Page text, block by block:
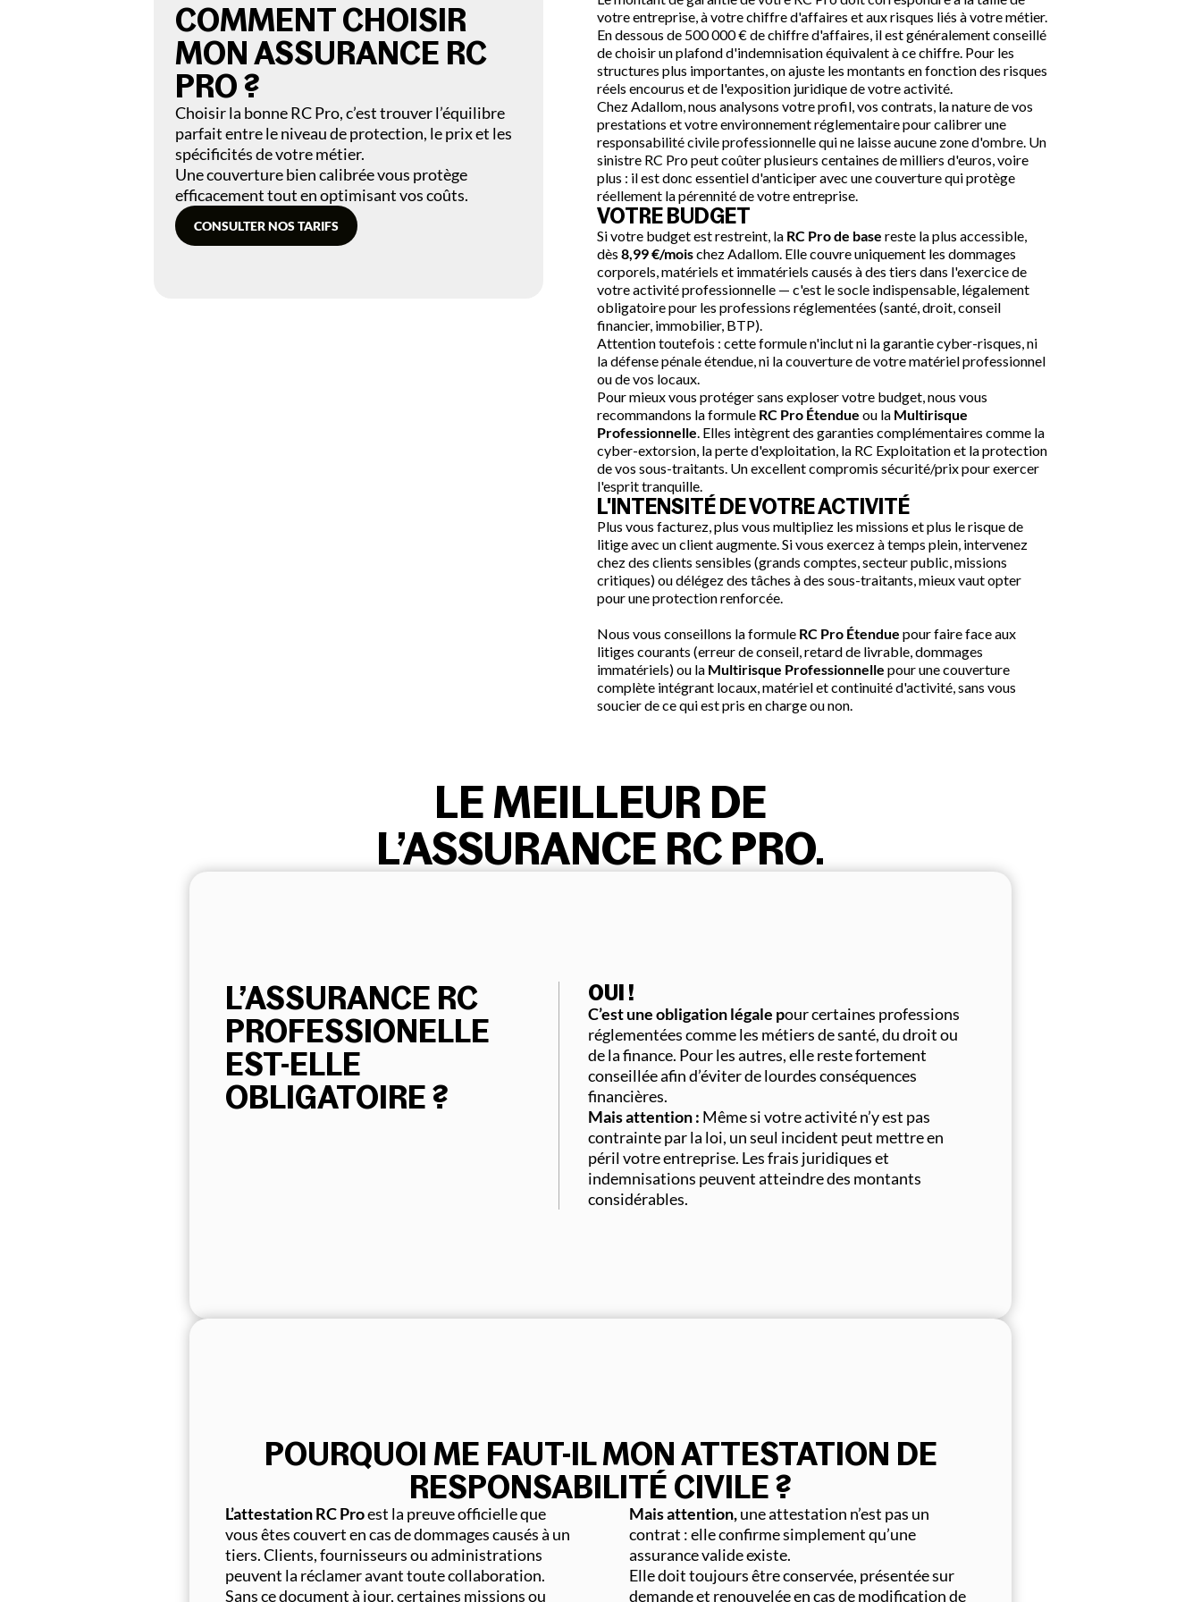
de
votre
ancien
contrat
d'assurance
RC Pro.
sans
interruption.
COMMENT CHOISIR
MON ASSURANCE RC
PRO?
Choisir la bonne RC Pro, c’est trouver l’équilibre
parfait entre le niveau de protection, le prix et les
spécificités de votre métier.
Une couverture bien calibrée vous protège
efficacement tout en optimisant vos coûts.
CONSULTER NOS TARIFS
votre entreprise, à votre chiffre d'affaires et aux risques liés à votre métier.
En dessous de 500 000 € de chiffre d'affaires, il est généralement conseillé
de choisir un plafond d'indemnisation équivalent à ce chiffre. Pour les
structures plus importantes, on ajuste les montants en fonction des risques
réels encourus et de l'exposition juridique de votre activité.
Chez Adallom, nous analysons votre profil, vos contrats, la nature de vos
prestations et votre environnement réglementaire pour calibrer une
responsabilité civile professionnelle qui ne laisse aucune zone d'ombre. Un
sinistre RC Pro peut coûter plusieurs centaines de milliers d'euros, voire
plus : il est donc essentiel d'anticiper avec une couverture qui protège
réellement la pérennité de votre entreprise.
VOTRE BUDGET
Si votre budget est restreint, la RC Pro de base reste la plus accessible,
dès 8,99 €/moischez Adallom. Elle couvre uniquement les dommages
corporels, matériels et immatériels causés à des tiers dans l'exercice de
votre activité professionnelle — c'est le socle indispensable, légalement
obligatoire pour les professions réglementées (santé, droit, conseil
financier, immobilier, BTP).
Attention toutefois : cette formule n'inclut ni la garantie cyber-risques, ni
la défense pénale étendue, ni la couverture de votre matériel professionnel
ou de vos locaux.
Pour mieux vous protéger sans exploser votre budget, nous vous
recommandons la formule RC Pro Étendue ou la Multirisque
Professionnelle. Elles intègrent des garanties complémentaires comme la
cyber-extorsion, la perte d'exploitation, la RC Exploitation et la protection
de vos sous-traitants. Un excellent compromis sécurité/prix pour exercer
l'esprit tranquille.
L'INTENSITÉ DE VOTRE ACTIVITÉ
Plus vous facturez, plus vous multipliez les missions et plus le risque de
litige avec un client augmente. Si vous exercez à temps plein, intervenez
chez des clients sensibles (grands comptes, secteur public, missions
critiques) ou délégez des tâches à des sous-traitants, mieux vaut opter
pour une protection renforcée.
Nous vous conseillons la formule RC Pro Étendue pour faire face aux
litiges courants (erreur de conseil, retard de livrable, dommages
immatériels) ou la Multirisque Professionnelle pour une couverture
complète intégrant locaux, matériel et continuité d'activité, sans vous
soucier de ce qui est pris en charge ou non.
LE MEILLEUR DE
L’ASSURANCE RC PRO.
L’ASSURANCE RC
PROFESSIONELLE
EST-ELLE
OBLIGATOIRE ?
OUI !
C’est une obligation légale pour certaines professions
réglementées comme les métiers de santé, du droit ou
de la finance. Pour les autres, elle reste fortement
conseillée afin d’éviter de lourdes conséquences
financières.
Mais attention : Même si votre activité n’y est pas
contrainte par la loi, un seul incident peut mettre en
péril votre entreprise. Les frais juridiques et
indemnisations peuvent atteindre des montants
considérables.
POURQUOI ME FAUT-IL MON ATTESTATION DE
RESPONSABILITÉ CIVILE ?
L’attestation RC Proest la preuve officielle que
vous êtes couvert en cas de dommages causés à un
tiers. Clients, fournisseurs ou administrations
peuvent la réclamer avant toute collaboration.
Sans ce document à jour, certaines missions ou
Mais attention,une attestation n’est pas un
contrat : elle confirme simplement qu’une
assurance valide existe.
Elle doit toujours être conservée, présentée sur
demande et renouvelée en cas de modification de